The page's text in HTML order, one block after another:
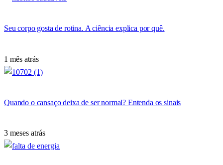
Seu corpo gosta de rotina. A ciência explica por quê.
1 mês atrás
Quando o cansaço deixa de ser normal? Entenda os sinais
3 meses atrás